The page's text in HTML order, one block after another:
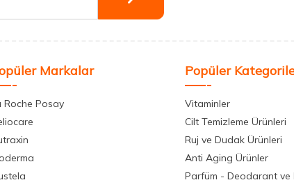
Markalar
Roche Posay
Popüler
Vitaminler
Cilt Temizleme Ürünleri
Ruj ve Dudak Ürünleri
Anti Aging Ürünler
Parfüm - Deodarant ve